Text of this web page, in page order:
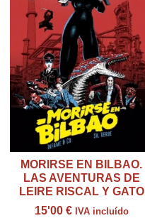
MORIRSE EN BILBAO.
LAS AVENTURAS DE
LEIRE RISCAL Y GATO
15'00 € IVA incluído